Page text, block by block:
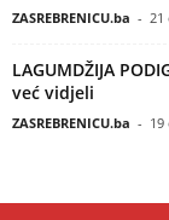
ZASREBRENICU.ba - 21
LAGUMDŽIJA
već vidjeli
ZASREBRENICU.ba - 19